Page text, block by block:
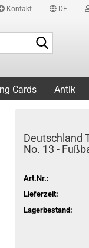
Kontakt DE
Cards Antik
Deutschland
No. 13 -
Art.Nr.:
Lieferzeit:
Lagerbestand: